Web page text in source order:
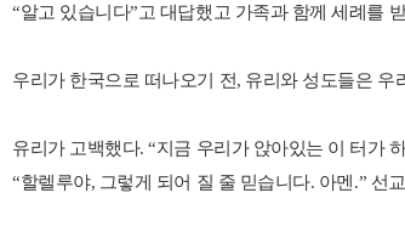
“알고 있습니다”고 대답했고 가족과 함께 세례를
우리가 한국으로 떠나오기 전, 유리와 성도들은 우
유리가 고백했다. “지금 우리가 앉아있는 이 터가
“할렐루야, 그렇게 되어 질 줄 믿습니다. 아멘.” 선